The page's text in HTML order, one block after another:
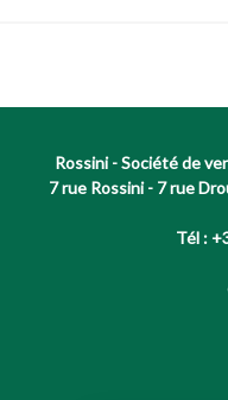
Rossini - Société de
7 rue Rossini - 7 rue
Tél :